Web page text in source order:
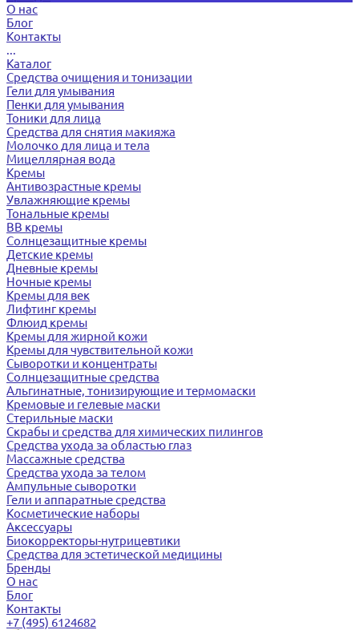
О нас
Блог
Контакты
...
Каталог
Средства очищения и тонизации
Гели для умывания
Пенки для умывания
Тоники для лица
Средства для снятия макияжа
Молочко для лица и тела
Мицеллярная вода
Кремы
Антивозрастные кремы
Увлажняющие кремы
Тональные кремы
BB кремы
Солнцезащитные кремы
Детские кремы
Дневные кремы
Ночные кремы
Кремы для век
Лифтинг кремы
Флюид кремы
Кремы для жирной кожи
Кремы для чувствительной кожи
Сыворотки и концентраты
Солнцезащитные средства
Альгинатные, тонизирующие и термомаски
Кремовые и гелевые маски
Стерильные маски
Скрабы и средства для химических пилингов
Средства ухода за областью глаз
Массажные средства
Средства ухода за телом
Ампульные сыворотки
Гели и аппаратные средства
Косметические наборы
Аксессуары
Биокорректоры-нутрицевтики
Средства для эстетической медицины
Бренды
О нас
Блог
Контакты
+7 (495) 6124682